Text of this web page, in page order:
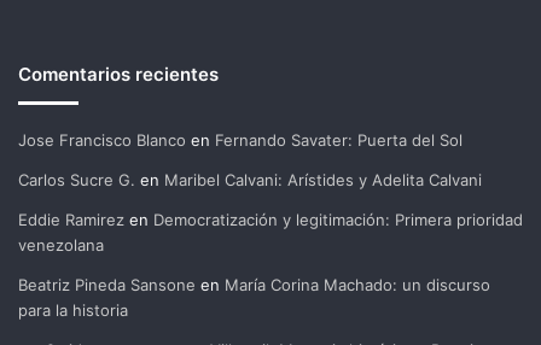
Comentarios recientes
Jose Francisco Blanco en Fernando Savater: Puerta del Sol
Carlos Sucre G. en Maribel Calvani: Arístides y Adelita Calvani
Eddie Ramirez en Democratización y legitimación: Primera prioridad
venezolana
Beatriz Pineda Sansone en María Corina Machado: un discurso
para la historia